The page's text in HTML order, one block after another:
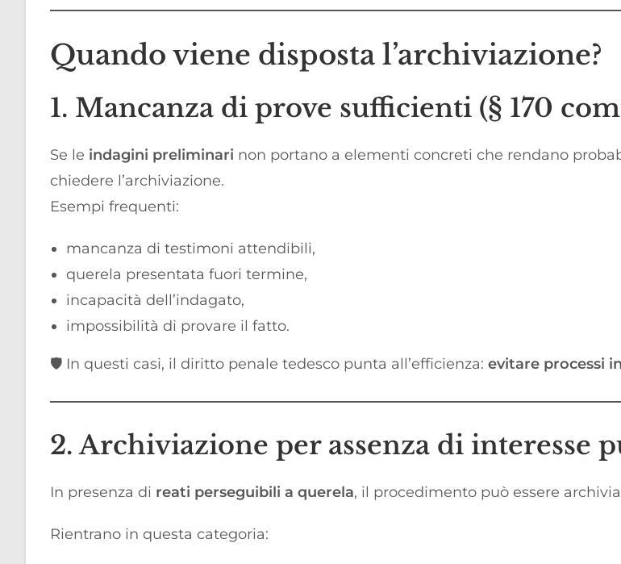
Quando viene disposta l’archiviazione?
1. Mancanza di prove sufficienti (§ 170
Se le indagini preliminari non portano a elementi concreti che rendano
chiedere l’archiviazione.
Esempi frequenti:
mancanza di testimoni attendibili,
querela presentata fuori termine,
incapacità dell’indagato,
impossibilità di provare il fatto.
🛡️ In questi casi, il diritto penale tedesco punta all’efficienza: evitare processi
2. Archiviazione per assenza di interesse
In presenza di reati perseguibili a querela, il procedimento può essere
Rientrano in questa categoria: